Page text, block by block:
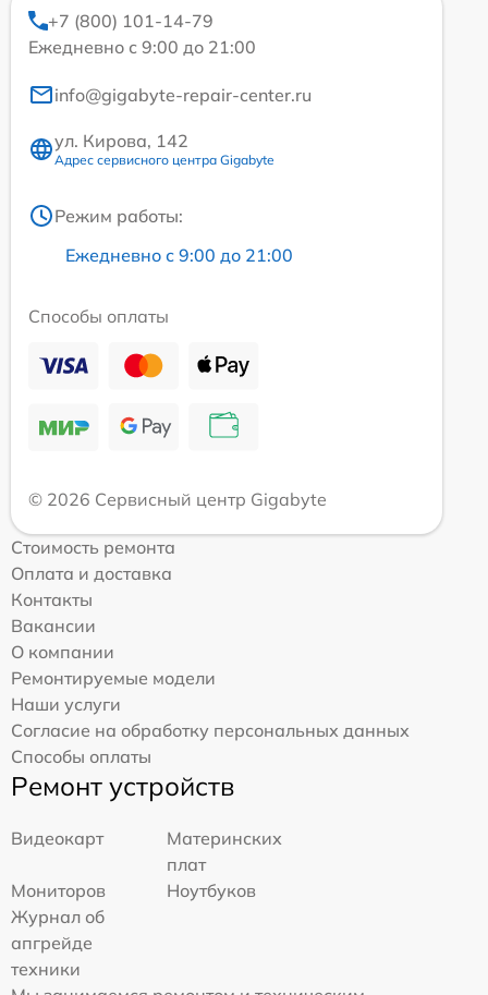
+7 (800) 101-14-79
Ежедневно с 9:00 до 21:00
info@gigabyte-repair-center.ru
ул. Кирова, 142
Адрес сервисного центра Gigabyte
Режим работы:
Ежедневно с 9:00 до 21:00
Способы оплаты
© 2026 Сервисный центр Gigabyte
Стоимость ремонта
Оплата и доставка
Контакты
Вакансии
О компании
Ремонтируемые модели
Наши услуги
Согласие на обработку персональных данных
Способы оплаты
Ремонт устройств
Видеокарт
Материнских
плат
Мониторов
Ноутбуков
Журнал об
апгрейде
техники